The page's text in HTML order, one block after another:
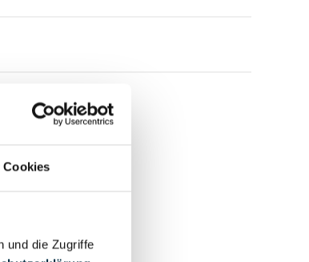
Cookies
und die Zugriffe